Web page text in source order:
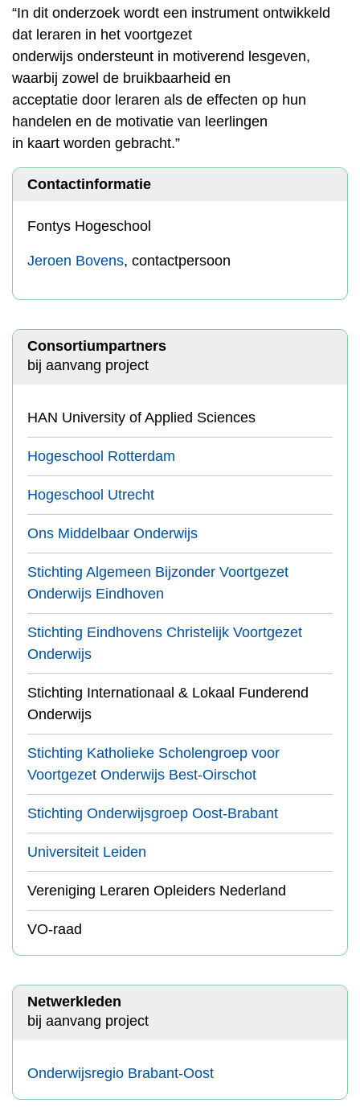
“In dit onderzoek wordt een instrument ontwikkeld
dat leraren in het voortgezet
onderwijs ondersteunt in motiverend lesgeven,
waarbij zowel de bruikbaarheid en
acceptatie door leraren als de effecten op hun
handelen en de motivatie van leerlingen
in kaart worden gebracht.”
Contactinformatie
Fontys Hogeschool
Jeroen Bovens, contactpersoon
Consortiumpartners
bij aanvang project
HAN University of Applied Sciences
Hogeschool Rotterdam
Hogeschool Utrecht
Ons Middelbaar Onderwijs
Stichting Algemeen Bijzonder Voortgezet
Onderwijs Eindhoven
Stichting Eindhovens Christelijk Voortgezet
Onderwijs
Stichting Internationaal & Lokaal Funderend
Onderwijs
Stichting Katholieke Scholengroep voor
Voortgezet Onderwijs Best-Oirschot
Stichting Onderwijsgroep Oost-Brabant
Universiteit Leiden
Vereniging Leraren Opleiders Nederland
VO-raad
Netwerkleden
bij aanvang project
Onderwijsregio Brabant-Oost